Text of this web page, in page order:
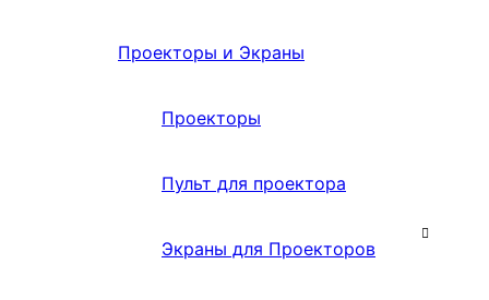
Проекторы и Экраны
Проекторы
Пульт для проектора
Экраны для Проекторов